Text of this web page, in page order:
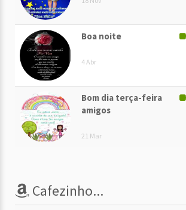
Boa noite
4 Abr
Bom dia terça-feira
amigos
21 Mar
Cafezinho...